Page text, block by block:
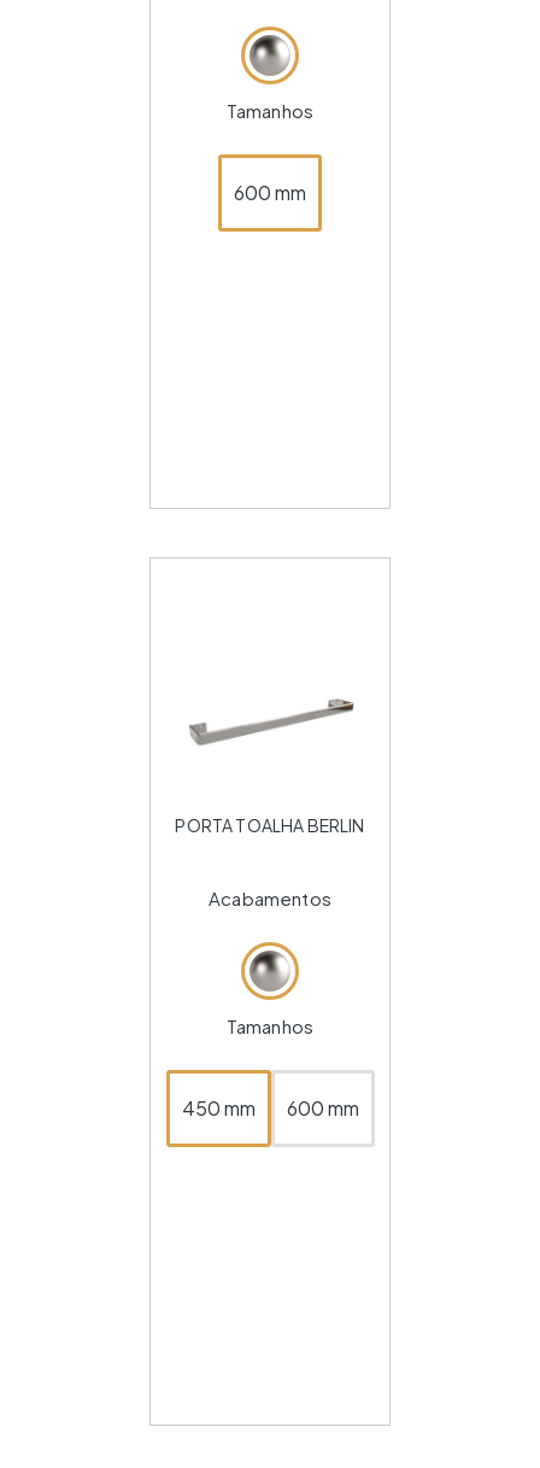
Tamanhos
600 mm
PORTA TOALHA BERLIN
Acabamentos
Tamanhos
450 mm 600 mm